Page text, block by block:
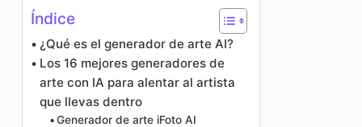
Índice
¿Qué es el generador de arte AI?
Los 16 mejores generadores de
arte con IA para alentar al artista
que llevas dentro
Generador de arte iFoto AI